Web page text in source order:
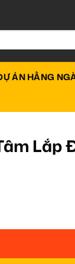
ÁN HẰNG
Lắp